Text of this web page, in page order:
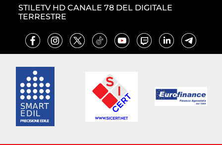
STILETV HD CANALE 78 DEL DIGITALE
TERRESTRE